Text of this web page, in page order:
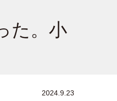
た。小
2024.9.23